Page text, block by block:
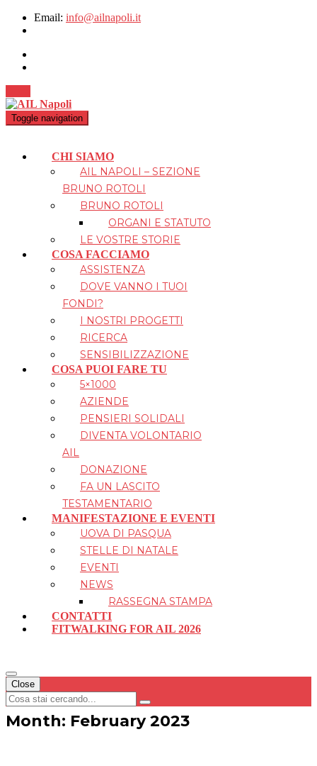
Email: info@ailnapoli.it
Toggle navigation
CHI SIAMO
AIL NAPOLI – SEZIONE
BRUNO ROTOLI
BRUNO ROTOLI
ORGANI E STATUTO
LE VOSTRE STORIE
COSA FACCIAMO
ASSISTENZA
DOVE VANNO I TUOI
FONDI?
I NOSTRI PROGETTI
RICERCA
SENSIBILIZZAZIONE
COSA PUOI FARE TU
5×1000
AZIENDE
PENSIERI SOLIDALI
DIVENTA VOLONTARIO
AIL
DONAZIONE
FA UN LASCITO
TESTAMENTARIO
MANIFESTAZIONE E EVENTI
UOVA DI PASQUA
STELLE DI NATALE
EVENTI
NEWS
RASSEGNA STAMPA
CONTATTI
FITWALKING FOR AIL 2026
Close
Month: February 2023